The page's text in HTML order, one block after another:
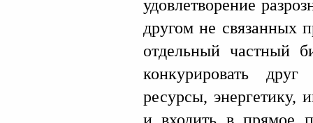
удовлетворение
другом не связанных
отдельный частный
конкурировать
ресурсы, энергетику,